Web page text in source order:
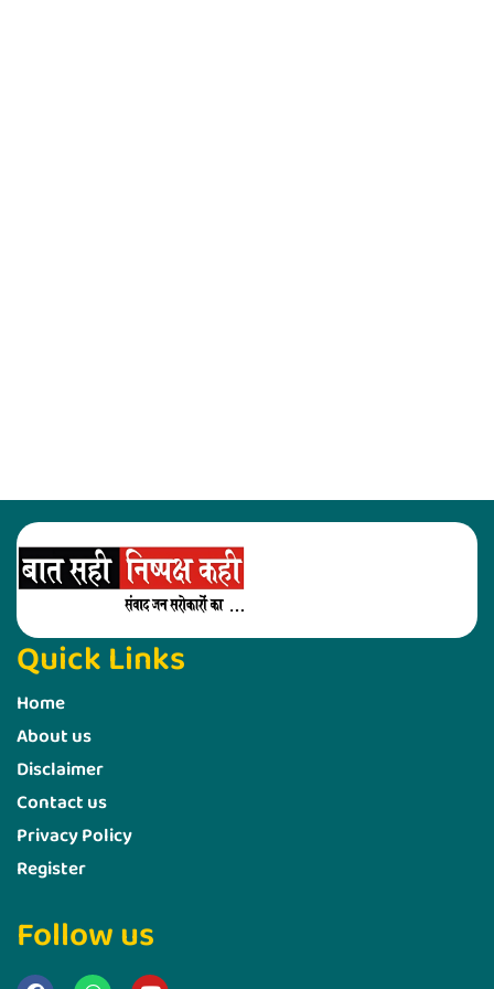
Quick Links
Home
About us
Disclaimer
Contact us
Privacy Policy
Register
Follow us